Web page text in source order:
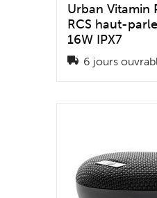
Urban Vitamin
RCS haut-
16W IPX7
6 jours